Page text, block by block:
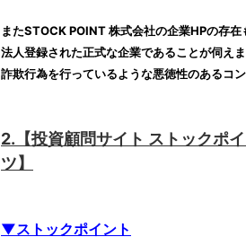
またSTOCK POINT 株式会社の企業HPの存在
法人登録された正式な企業であることが伺えま
詐欺行為を行っているような悪徳性のあるコ
2.【投資顧問サイト ストックポ
ツ】
▼ストックポイント